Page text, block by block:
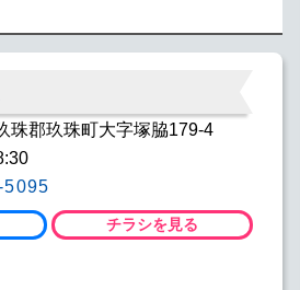
珠郡玖珠町大字塚脇179-4
チラシを見る